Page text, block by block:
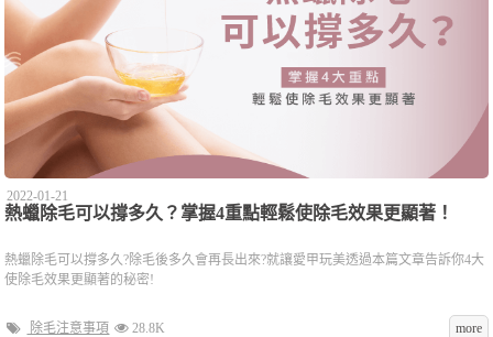
2022-01-21
熱蠟除毛可以撐多久？掌握4重點輕鬆使除毛效果更顯著！
熱蠟除毛可以撐多久?除毛後多久會再長出來?就讓愛甲玩美透過本篇文章告訴你4大
使除毛效果更顯著的秘密!
除毛注意事項 28.8K more